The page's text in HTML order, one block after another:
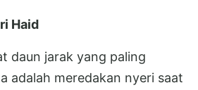
Haid
daun jarak yang paling
adalah meredakan nyeri saat